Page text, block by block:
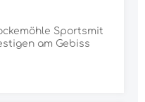
Sportsmit
am Gebiss